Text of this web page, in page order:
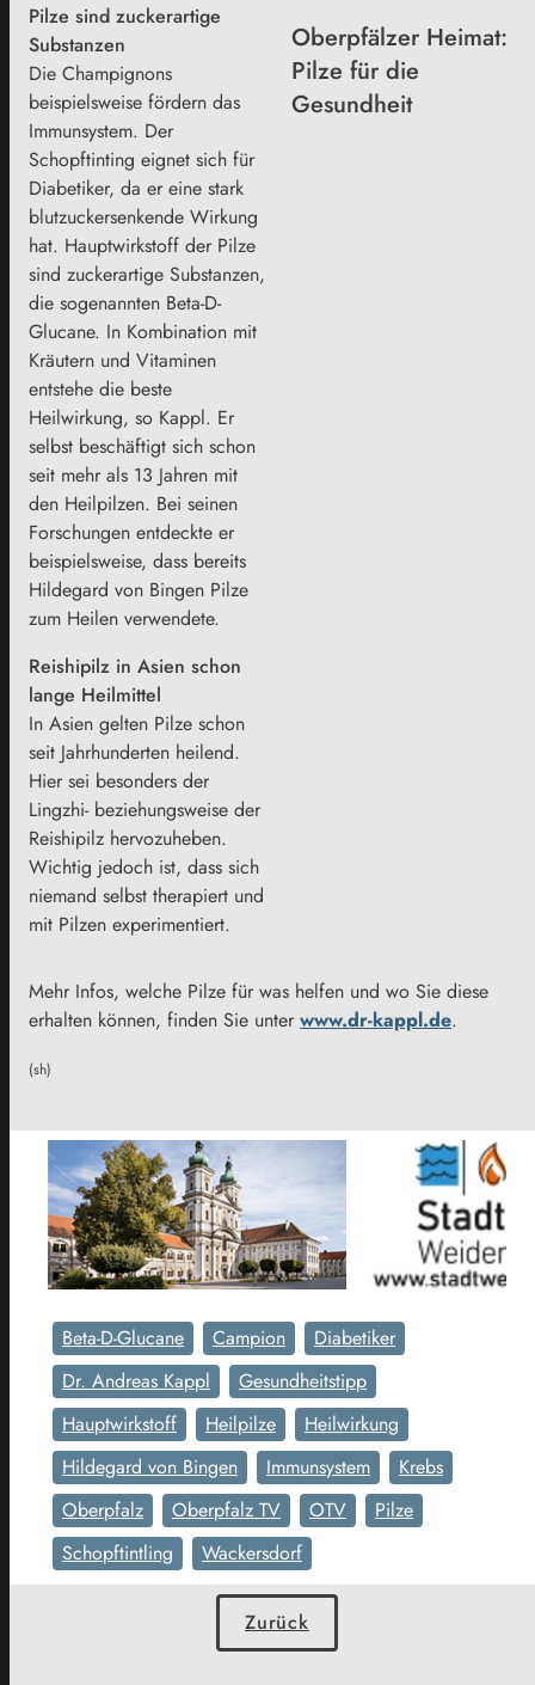
Pilze sind zuckerartige
Substanzen
Die Champignons
beispielsweise fördern das
Immunsystem. Der
Schopftinting eignet sich für
Diabetiker, da er eine stark
blutzuckersenkende Wirkung
hat. Hauptwirkstoff der Pilze
sind zuckerartige Substanzen,
die sogenannten Beta-D-
Glucane. In Kombination mit
Kräutern und Vitaminen
entstehe die beste
Heilwirkung, so Kappl. Er
selbst beschäftigt sich schon
seit mehr als 13 Jahren mit
den Heilpilzen. Bei seinen
Forschungen entdeckte er
beispielsweise, dass bereits
Hildegard von Bingen Pilze
zum Heilen verwendete.
Reishipilz in Asien schon
lange Heilmittel
In Asien gelten Pilze schon
seit Jahrhunderten heilend.
Hier sei besonders der
Lingzhi- beziehungsweise der
Reishipilz hervozuheben.
Wichtig jedoch ist, dass sich
niemand selbst therapiert und
mit Pilzen experimentiert.
Oberpfälzer Heimat:
Pilze für die
Gesundheit
Mehr Infos, welche Pilze für was helfen und wo Sie diese
erhalten können, finden Sie unter www.dr-kappl.de.
(sh)
Beta-D-Glucane Campion
Diabetiker
Dr. Andreas Kappl
Gesundheitstipp
Hauptwirkstoff
Heilpilze
Heilwirkung
Hildegard von Bingen
Immunsystem
Krebs
Oberpfalz
Oberpfalz TV OTV
Pilze
Schopftintling
Wackersdorf
Zurück